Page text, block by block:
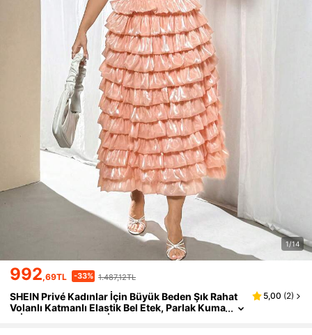
1/14
992,69TL -33% 1.487,12TL
SHEIN Privé Kadınlar İçin Büyük Beden Şık Rahat
Volanlı Katmanlı Elastik Bel Etek, Parlak Kuma
ş, İlkbahar/Yaz Tatili İçin Uygun
5,00 (2)